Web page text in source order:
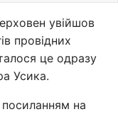
увійшов
провідних
це одразу
Усика.
посиланням на